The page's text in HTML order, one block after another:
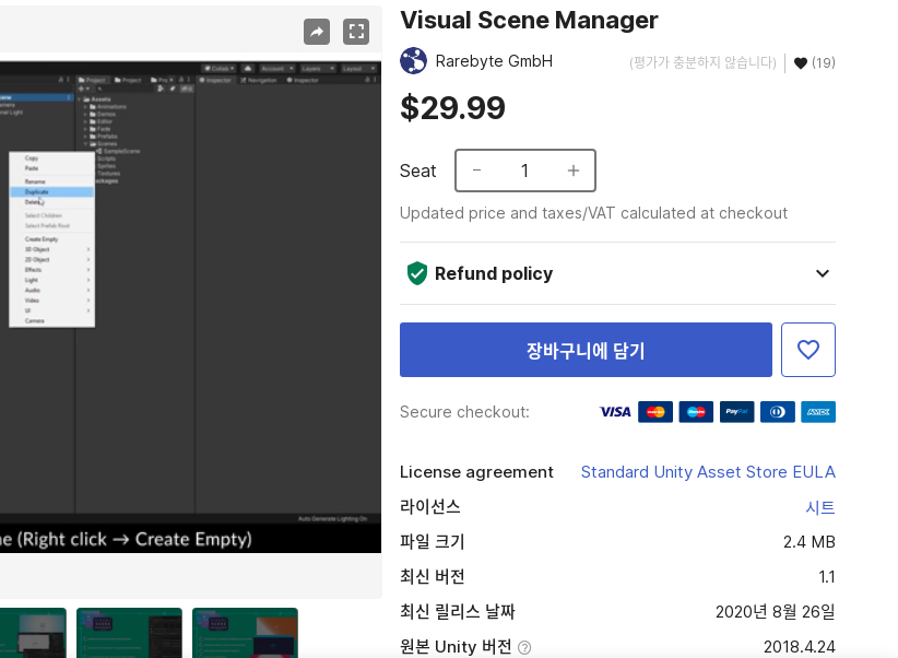
Visual Scene Manager
Rarebyte GmbH (평가가 충분하지 않습니다) (19)
$29.99
Seat 1
Updated price and taxes/VAT calculated at checkout
Refund policy
장바구니에 담기
Secure checkout:
License agreement
Standard Unity Asset Store EULA
라이선스
시트
파일 크기
2.4 MB
최신 버전
1.1
최신 릴리스 날짜
2020년 8월 26일
원본 Unity 버전
2018.4.24